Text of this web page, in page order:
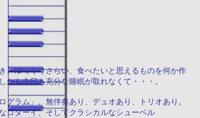
、ゆっくりさらい、食べたいと思えるものを何か作
も今日も充分な睡眠が取れなくて・・・。
ラム」。無伴奏あり、デュオあり、トリオあり。
コダーイ、そしてクラシカルなシューベル